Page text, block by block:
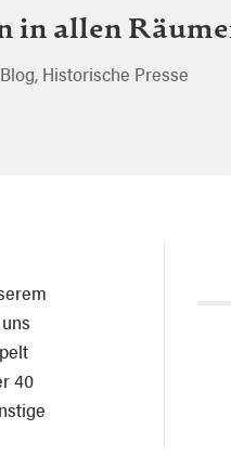
in allen
Blog, Historische Presse
40